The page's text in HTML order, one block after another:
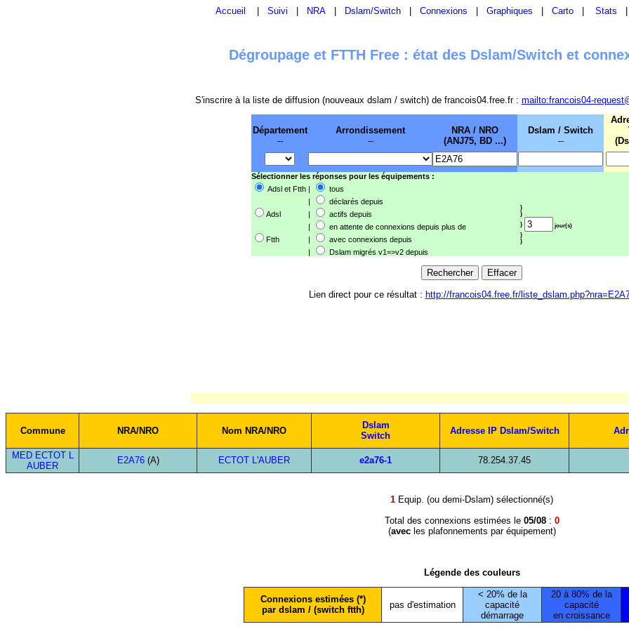
Accueil Suivi NRA Dslam/Switch Connexions Graphiques Carto Stats
Dégroupage et FTTH Free : état des Dslam/Switch et
S'inscrire à la liste de diffusion (nouveaux dslam / switch) de francois04.free.fr : mailto:francois04-
Département
--
Arrondissement
--
NRA / NRO
(ANJ75, BD ...)
Dslam / Switch
--
Sélectionner les réponses pour les équipements :
Adsl et Ftth |
tous
|
déclarés depuis
}
}
}
jour(s)
}
}
Adsl |
actifs depuis
|
en attente de connexions depuis plus de
Ftth
|
avec connexions depuis
|
Dslam migrés v1=>v2 depuis
Lien direct pour ce résultat : http://francois04.free.fr/
Commune NRA/NRO Nom NRA/NRO
Dslam
Switch
Adresse IP Dslam/Switch
MED ECTOT L
AUBER
E2A76(A) ECTOT L'AUBER e2a76-1 78.254.37.45
1 Equip. (ou demi-Dslam) sélectionné(s)
Total des connexions estimées le 05/08: 0
(avecles plafonnements par équipement)
Légende des couleurs
Connexions estimées (*)
par dslam / (switch ftth)
pas d'estimation
< 20% de la
capacité
démarrage
20 à 80% de la
capacité
en croissance